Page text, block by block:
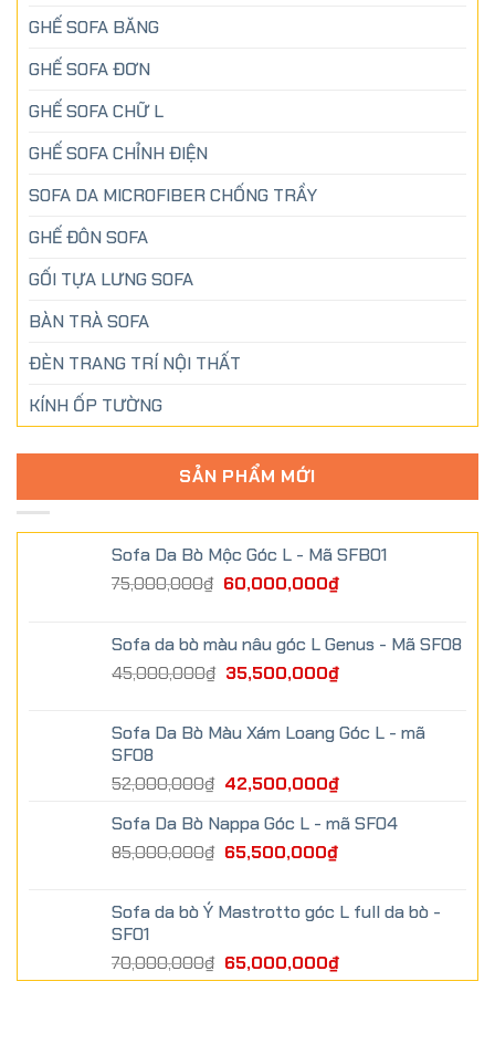
GHẾ SOFA BĂNG
GHẾ SOFA ĐƠN
GHẾ SOFA CHỮ L
GHẾ SOFA CHỈNH ĐIỆN
SOFA DA MICROFIBER CHỐNG TRẦY
GHẾ ĐÔN SOFA
GỐI TỰA LƯNG SOFA
BÀN TRÀ SOFA
ĐÈN TRANG TRÍ NỘI THẤT
KÍNH ỐP TƯỜNG
SẢN PHẨM MỚI
Sofa Da Bò Mộc Góc L - Mã SFB01
75,000,000₫ 60,000,000₫
Sofa da bò màu nâu góc L Genus - Mã SF08
45,000,000₫ 35,500,000₫
Sofa Da Bò Màu Xám Loang Góc L - mã
SF08
52,000,000₫ 42,500,000₫
Sofa Da Bò Nappa Góc L - mã SF04
85,000,000₫ 65,500,000₫
Sofa da bò Ý Mastrotto góc L full da bò -
SF01
70,000,000₫ 65,000,000₫